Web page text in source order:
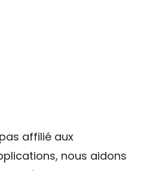
affilié aux
nous aidons